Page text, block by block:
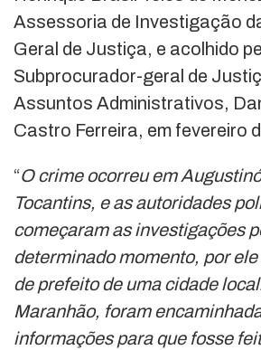
Assessoria de Investigação
Geral de Justiça, e acolhido
Subprocurador-geral de
Assuntos Administrativos,
Castro Ferreira, em fevereiro
“O crime ocorreu em
Tocantins, e as autoridades
começaram as investigações
determinado momento, por
de prefeito de uma cidade
Maranhão, foram
informações para que fosse